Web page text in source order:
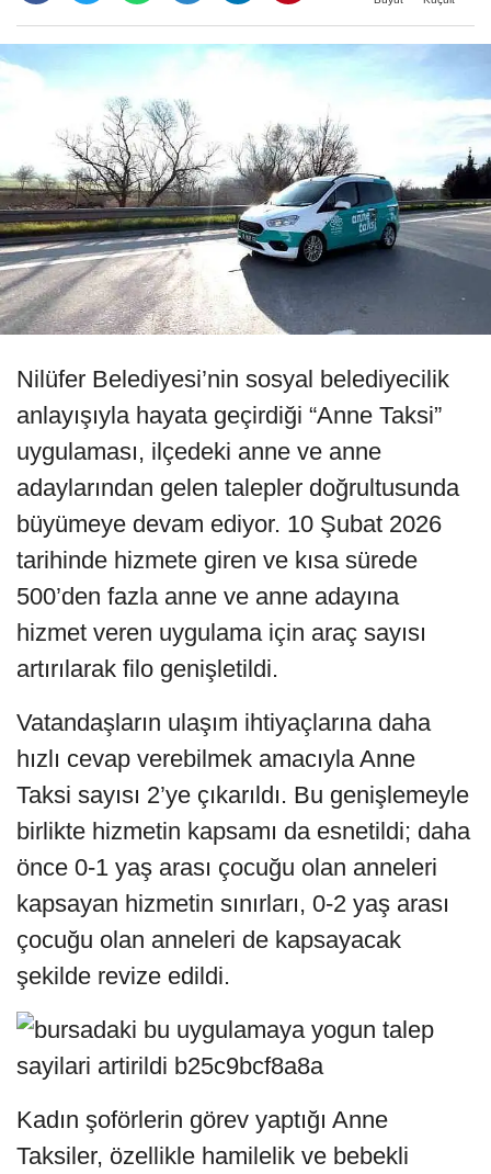
Nilüfer Belediyesi’nin sosyal belediyecilik
anlayışıyla hayata geçirdiği “Anne Taksi”
uygulaması, ilçedeki anne ve anne
adaylarından gelen talepler doğrultusunda
büyümeye devam ediyor. 10 Şubat 2026
tarihinde hizmete giren ve kısa sürede
500’den fazla anne ve anne adayına
hizmet veren uygulama için araç sayısı
artırılarak filo genişletildi.
Vatandaşların ulaşım ihtiyaçlarına daha
hızlı cevap verebilmek amacıyla Anne
Taksi sayısı 2’ye çıkarıldı. Bu genişlemeyle
birlikte hizmetin kapsamı da esnetildi; daha
önce 0-1 yaş arası çocuğu olan anneleri
kapsayan hizmetin sınırları, 0-2 yaş arası
çocuğu olan anneleri de kapsayacak
şekilde revize edildi.
Kadın şoförlerin görev yaptığı Anne
Taksiler, özellikle hamilelik ve bebekli